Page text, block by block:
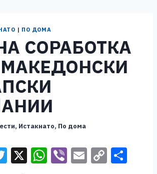
| ПО ДОМА
СОРАБОТКА
, Истакнато, По дома
T X W Vi E C